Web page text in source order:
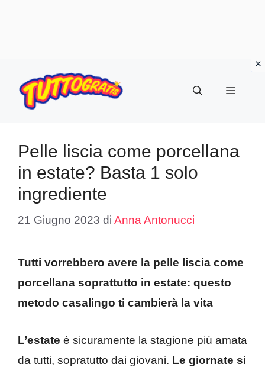
contenuto
Menu
Pelle liscia come porcellana
in estate? Basta 1 solo
ingrediente
21 Giugno 2023 di Anna Antonucci
Tutti vorrebbero avere la pelle liscia come
porcellana soprattutto in estate: questo
metodo casalingo ti cambierà la vita
L’estate è sicuramente la stagione più amata
da tutti, sopratutto dai giovani. Le giornate si